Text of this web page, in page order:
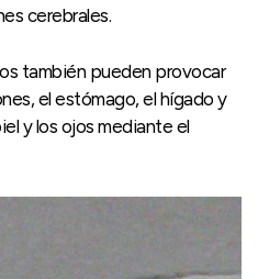
cerebrales.
también pueden provocar
el estómago, el hígado y
y los ojos mediante el